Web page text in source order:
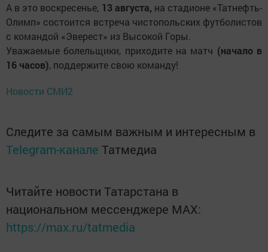
А в это воскресенье, 13 августа, на стадионе «Татнефть-
Олимп» состоится встреча чистопольских футболистов
с командой «Эверест» из Высокой Горы.
Уважаемые болельщики, приходите на матч (начало в
16 часов), поддержите свою команду!
Новости СМИ2
Следите за самым важным и интересным в
Telegram-канале Татмедиа
Читайте новости Татарстана в
национальном мессенджере MАХ:
https://max.ru/tatmedia